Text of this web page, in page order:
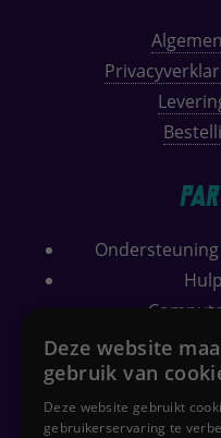
Wifi
Gratis
Deze website
gebruik van
Deze website gebruikt
gebruikerservaring te